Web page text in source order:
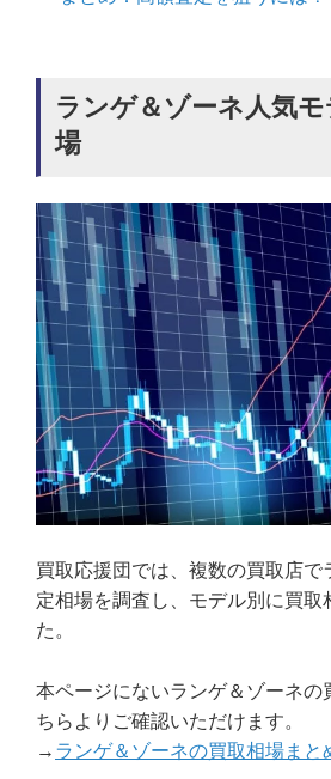
ランゲ＆ゾーネ人気
場
買取応援団では、複数の買取店で
定相場を調査し、モデル別に買取
た。
本ページにないランゲ＆ゾーネの
ちらよりご確認いただけます。
→ ランゲ＆ゾーネの買取相場まと